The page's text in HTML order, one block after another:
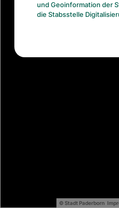
© Stadt Paderborn
und Geoinformation der
die Stabsstelle